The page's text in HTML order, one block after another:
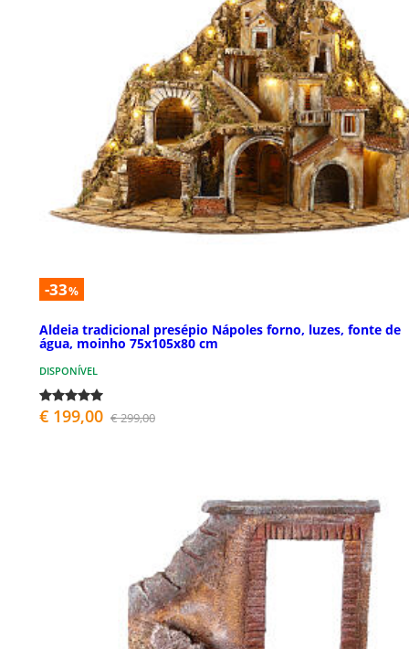
-33%
Aldeia tradicional presépio Nápoles forno, luzes, fonte de
água, moinho 75x105x80 cm
DISPONÍVEL
€ 199,00 € 299,00